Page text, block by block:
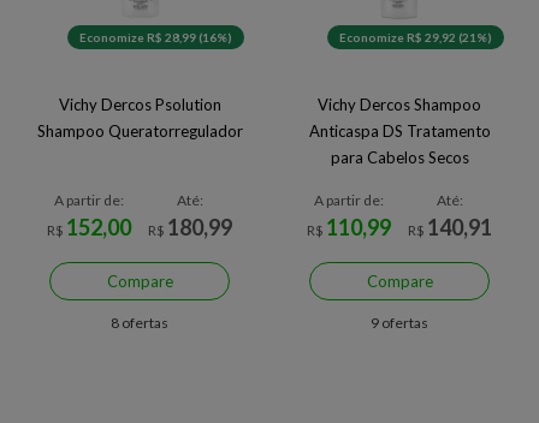
Economize R$ 28,99 (16%)
Vichy Dercos Psolution
Shampoo Queratorregulador
A partir de:
R$ 152,00
Até:
R$ 180,99
Compare
8 ofertas
Economize R$ 29,92 (21%)
Vichy Dercos Shampoo
Anticaspa DS Tratamento
para Cabelos Secos
A partir de:
R$ 110,99
Até:
R$ 140,91
Compare
9 ofertas